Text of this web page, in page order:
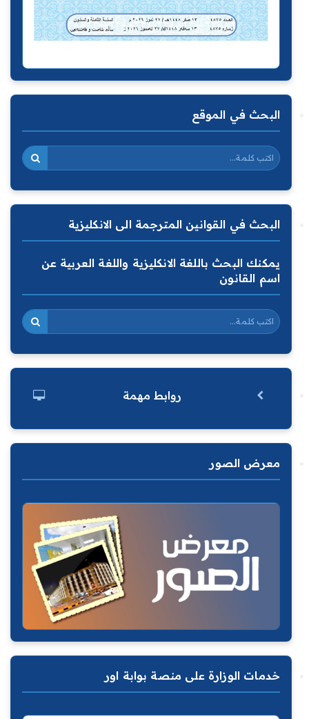
البحث في الموقع
البحث في القوانين المترجمة الى الانكليزية
يمكنك البحث باللغة الانكليزية واللغة العربية عن
اسم القانون
روابط مهمة
معرض الصور
خدمات الوزارة على منصة بوابة اور